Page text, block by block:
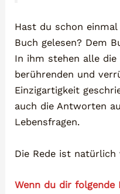
Hast du schon
Buch gelesen? Dem
In ihm stehen alle die
berührenden und
Einzigartigkeit
auch die Antworten
Lebensfragen.
Die Rede ist natürlich
Wenn du dir